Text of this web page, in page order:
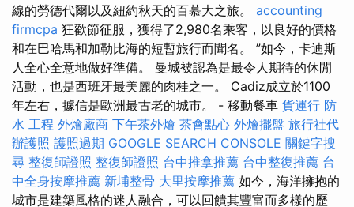
線的勞德代爾以及紐約秋天的百慕大之旅。 accounting
firmcpa 狂歡節征服，獲得了2,980名乘客，以良好的價格
和在巴哈馬和加勒比海的短暫旅行而聞名。 ”如今，卡迪斯
人全心全意地做好準備。 曼城被認為是最令人期待的休閒
活動，也是西班牙最美麗的肉桂之一。 Cadiz成立於1100
年左右，據信是歐洲最古老的城市。 - 移動餐車 貨運行 防
水 工程 外燴廠商 下午茶外燴 茶會點心 外燴擺盤 旅行社代
辦護照 護照過期 GOOGLE SEARCH CONSOLE 關鍵字搜
尋 整復師證照 整復師證照 台中推拿推薦 台中整復推薦 台
中全身按摩推薦 新埔整骨 大里按摩推薦 如今，海洋擁抱的
城市是建築風格的迷人融合，可以回饋其豐富而多樣的歷